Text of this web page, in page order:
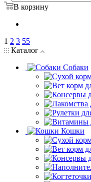
В корзину
1 2 3 55
Каталог
Собаки
Кошки